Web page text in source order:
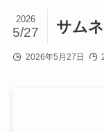
サム
2026
5/27
2026年5月27日